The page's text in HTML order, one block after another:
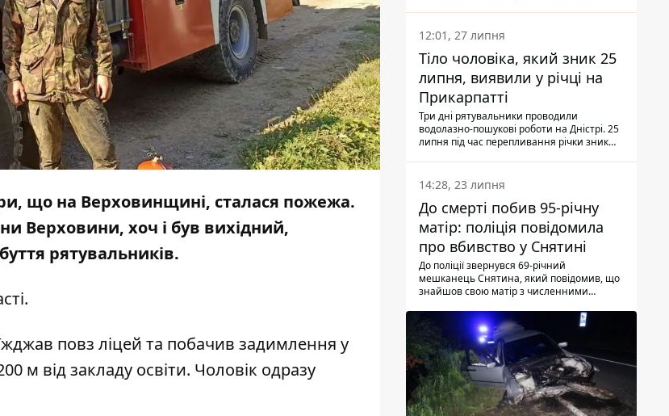
що на Верховинщині, сталася пожежа.
Верховини, хоч і був вихідний,
рятувальників.
повз ліцей та побачив задимлення у
м від закладу освіти. Чоловік одразу
Також травми отримала водійка
автомобіля.
12:01, 27 липня
Тіло чоловіка, який зник 25
липня, виявили у річці на
Прикарпатті
Три дні рятувальники проводили
водолазно-пошукові роботи на Дністрі. 25
липня під час перепливання річки зник
виявили тіло.
14:28, 23 липня
До смерті побив 95-річну
матір: поліція повідомила
про вбивство у Снятині
До поліції звернувся 69-річний
мешканець Снятина, який повідомив, що
знайшов свою матір з численними
з'ясували правоохоронці, ці травми жінці
наніс її син.